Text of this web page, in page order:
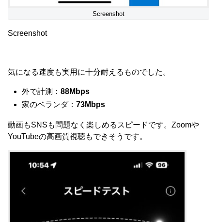
Screenshot
Screenshot
気になる速度も実用に十分耐えるものでした。
外で計測：88Mbps
家のベランダ：73Mbps
動画もSNSも問題なく楽しめるスピードです。Zoomや
YouTubeの高画質視聴もできそうです。